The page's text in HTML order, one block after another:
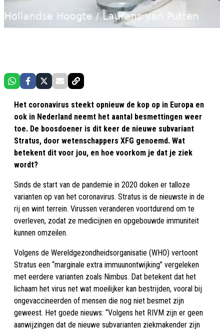
Het coronavirus steekt opnieuw de kop op in Europa en
ook in Nederland neemt het aantal besmettingen weer
toe. De boosdoener is dit keer de nieuwe subvariant
Stratus, door wetenschappers XFG genoemd. Wat
betekent dit voor jou, en hoe voorkom je dat je ziek
wordt?
Sinds de start van de pandemie in 2020 doken er talloze
varianten op van het coronavirus. Stratus is de nieuwste in de
rij en wint terrein. Virussen veranderen voortdurend om te
overleven, zodat ze medicijnen en opgebouwde immuniteit
kunnen omzeilen.
Volgens de Wereldgezondheidsorganisatie (WHO) vertoont
Stratus een “marginale extra immuunontwijking” vergeleken
met eerdere varianten zoals Nimbus. Dat betekent dat het
lichaam het virus net wat moeilijker kan bestrijden, vooral bij
ongevaccineerden of mensen die nog niet besmet zijn
geweest. Het goede nieuws: “Volgens het RIVM zijn er geen
aanwijzingen dat de nieuwe subvarianten ziekmakender zijn